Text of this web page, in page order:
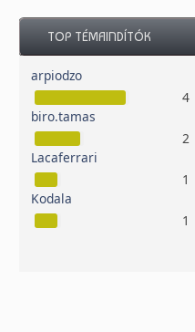
TOP TÉMAINDÍTÓK
arpiodzo
4
biro.tamas
2
Lacaferrari
1
Kodala
1